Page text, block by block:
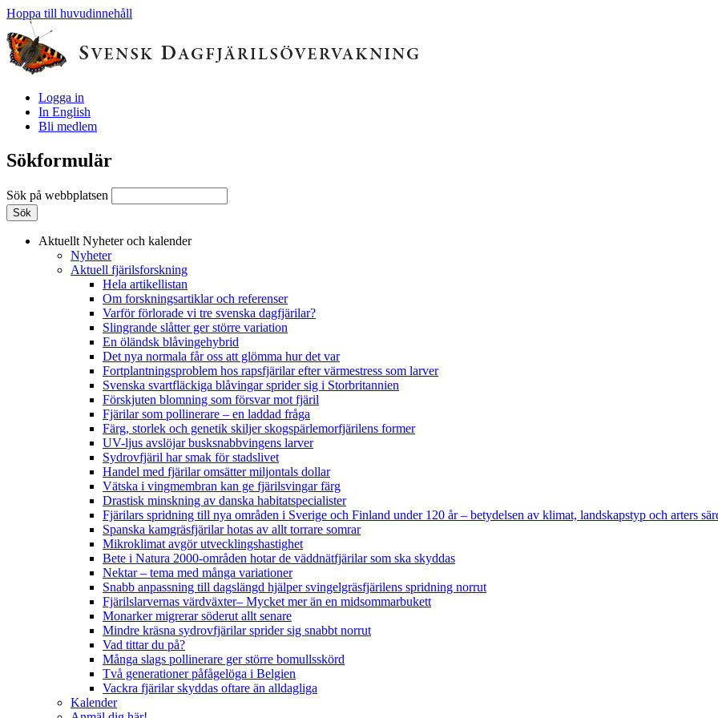
Hoppa till huvudinnehåll
Logga in
In English
Bli medlem
Sökformulär
Sök på webbplatsen
Aktuellt Nyheter och kalender
Nyheter
Aktuell fjärilsforskning
Hela artikellistan
Om forskningsartiklar och referenser
Varför förlorade vi tre svenska dagfjärilar?
Slingrande slåtter ger större variation
En öländsk blåvingehybrid
Det nya normala får oss att glömma hur det var
Fortplantningsproblem hos rapsfjärilar efter värmestress som larver
Svenska svartfläckiga blåvingar sprider sig i Storbritannien
Förskjuten blomning som försvar mot fjäril
Fjärilar som pollinerare – en laddad fråga
Färg, storlek och genetik skiljer skogspärlemorfjärilens former
UV-ljus avslöjar busksnabbvingens larver
Sydrovfjäril har smak för stadslivet
Handel med fjärilar omsätter miljontals dollar
Vätska i vingmembran kan ge fjärilsvingar färg
Drastisk minskning av danska habitatspecialister
Fjärilars spridning till nya områden i Sverige och Finland under 120 år– betydelsen av klimat, landskapstyp och arters
Spanska kamgräsfjärilar hotas av allt torrare somrar
Mikroklimat avgör utvecklingshastighet
Bete i Natura 2000-områden hotar de väddnätfjärilar som ska skyddas
Nektar – tema med många variationer
Snabb anpassning till dagslängd hjälper svingelgräsfjärilens spridning norrut
Fjärilslarvernas värdväxter– Mycket mer än en midsommarbukett
Monarker migrerar söderut allt senare
Mindre kräsna sydrovfjärilar sprider sig snabbt norrut
Vad tittar du på?
Många slags pollinerare ger större bomullsskörd
Två generationer påfågelöga i Belgien
Vackra fjärilar skyddas oftare än alldagliga
Kalender